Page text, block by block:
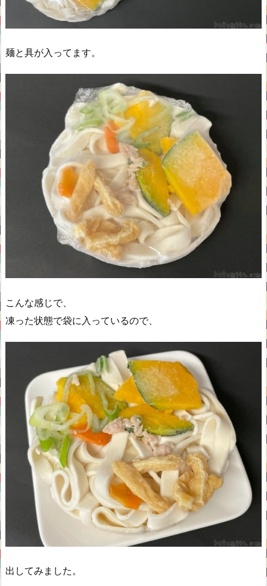
麺と具が入ってます。
こんな感じで、
凍った状態で袋に入っているので、
出してみました。